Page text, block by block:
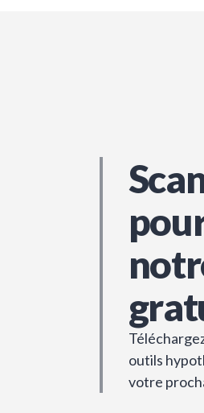
outils
votre